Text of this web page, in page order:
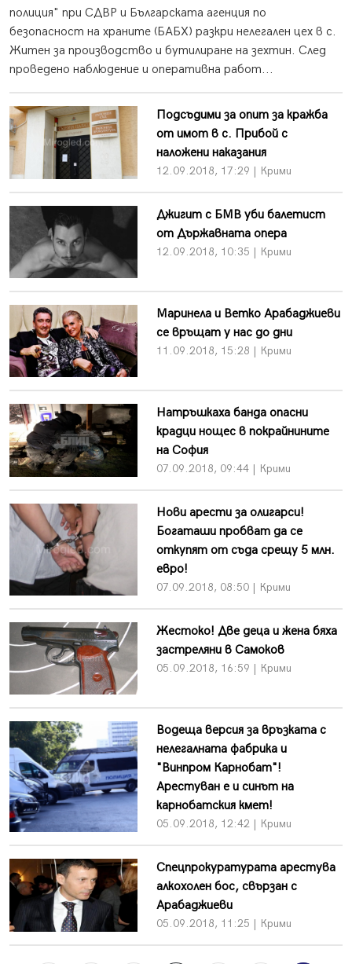
полиция" при СДВР и Българската агенция по
безопасност на храните (БАБХ) разкри нелегален цех в с.
Житен за производство и бутилиране на зехтин. След
проведено наблюдение и оперативна работ...
Подсъдими за опит за кражба
от имот в с. Прибой с
наложени наказания
12.09.2018, 17:29 | Крими
Джигит с БМВ уби балетист
от Държавната опера
12.09.2018, 10:35 | Крими
Маринела и Ветко Арабаджиеви
се връщат у нас до дни
11.09.2018, 15:28 | Крими
Натръшкаха банда опасни
крадци нощес в покрайнините
на София
07.09.2018, 09:44 | Крими
Нови арести за олигарси!
Богаташи пробват да се
откупят от съда срещу 5 млн.
евро!
07.09.2018, 08:50 | Крими
Жестоко! Две деца и жена бяха
застреляни в Самоков
05.09.2018, 16:59 | Крими
Водеща версия за връзката с
нелегалната фабрика и
"Винпром Карнобат"!
Арестуван е и синът на
карнобатския кмет!
05.09.2018, 12:42 | Крими
Спецпрокуратурата арестува
алкохолен бос, свързан с
Арабаджиеви
05.09.2018, 11:25 | Крими